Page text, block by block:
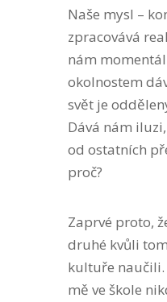
Naše mysl –
zpracovává
nám
okolnostem
svět je
Dává nám
od ostatních
proč?
Zaprvé proto,
druhé kvůli
kultuře naučili.
mě ve škole